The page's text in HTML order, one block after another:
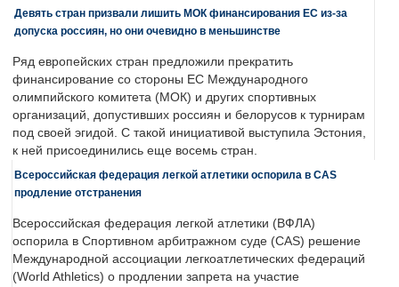
Девять стран призвали лишить МОК финансирования ЕС из-за
допуска россиян, но они очевидно в меньшинстве
Ряд европейских стран предложили прекратить
финансирование со стороны ЕС Международного
олимпийского комитета (МОК) и других спортивных
организаций, допустивших россиян и белорусов к турнирам
под своей эгидой. С такой инициативой выступила Эстония,
к ней присоединились еще восемь стран.
Всероссийская федерация легкой атлетики оспорила в CAS
продление отстранения
Всероссийская федерация легкой атлетики (ВФЛА)
оспорила в Спортивном арбитражном суде (CAS) решение
Международной ассоциации легкоатлетических федераций
(World Athletics) о продлении запрета на участие